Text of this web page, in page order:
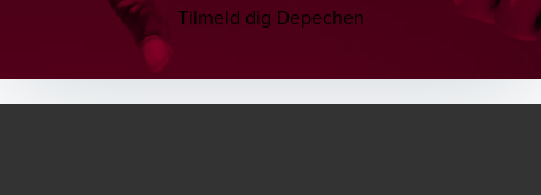
Tilmeld dig Depechen